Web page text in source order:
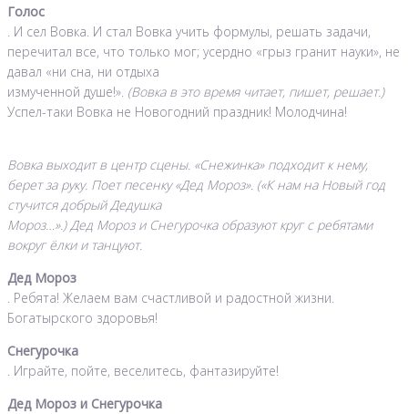
Голос
. И сел Вовка. И стал Вовка учить формулы, решать задачи,
перечитал все, что только мог; усердно «грыз гранит науки», не
давал «ни сна, ни отдыха
измученной душе!». (Вовка в это время читает, пишет, решает.)
Успел-таки Вовка не Новогодний праздник! Молодчина!
Вовка выходит в центр сцены. «Снежинка» подходит к нему,
берет за руку. Поет песенку «Дед Мороз». («К нам на Новый год
стучится добрый Дедушка
Мороз…».) Дед Мороз и Снегурочка образуют круг с ребятами
вокруг ёлки и танцуют.
Дед Мороз
. Ребята! Желаем вам счастливой и радостной жизни.
Богатырского здоровья!
Снегурочка
. Играйте, пойте, веселитесь, фантазируйте!
Дед Мороз и Снегурочка